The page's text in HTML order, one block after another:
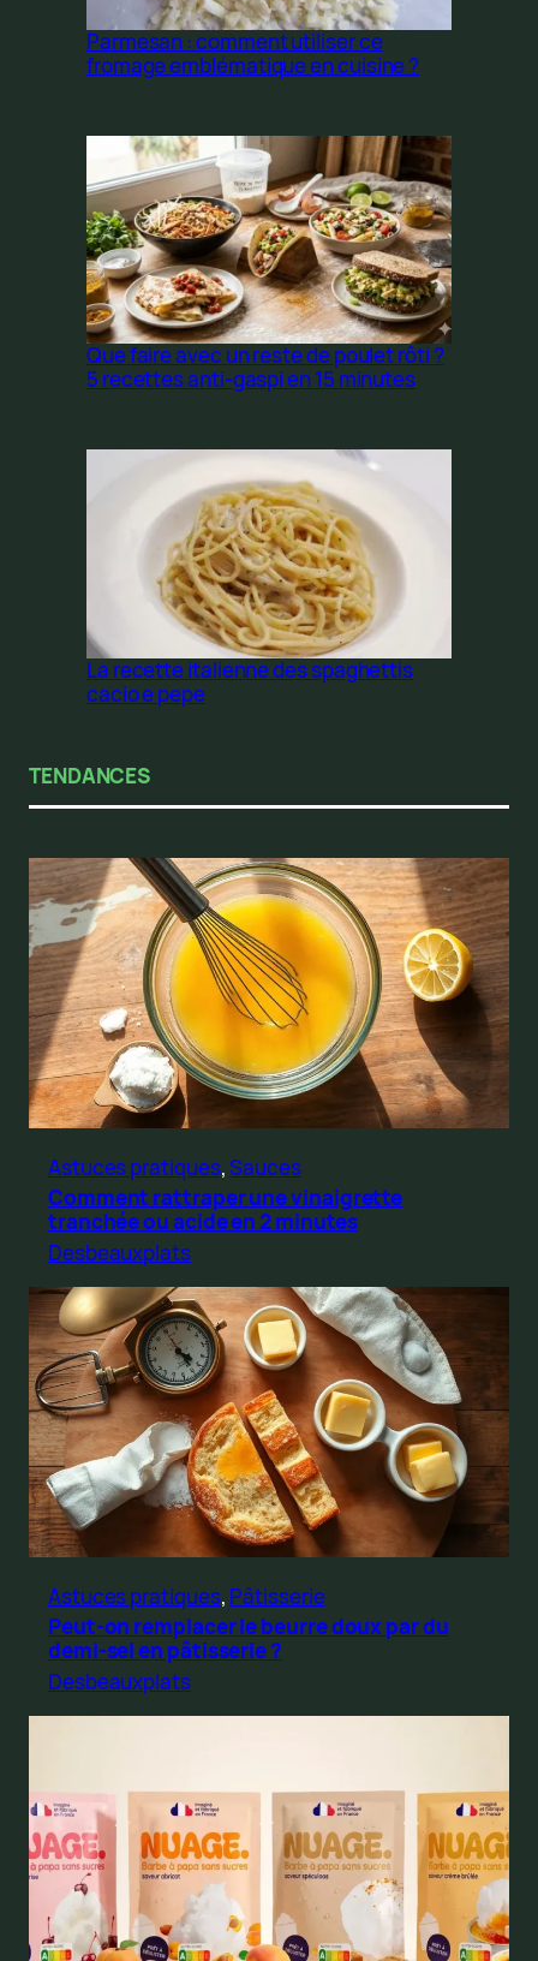
Parmesan : comment utiliser ce
fromage emblématique en cuisine ?
Que faire avec un reste de poulet rôti ?
5 recettes anti-gaspi en 15 minutes
La recette italienne des spaghettis
cacio e pepe
TENDANCES
Astuces pratiques, Sauces
Comment rattraper une vinaigrette
tranchée ou acide en 2 minutes
Desbeauxplats
Astuces pratiques, Pâtisserie
Peut-on remplacer le beurre doux par du
demi-sel en pâtisserie ?
Desbeauxplats